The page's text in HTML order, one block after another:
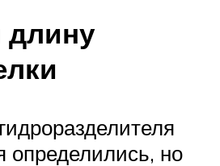
длину
определились, но